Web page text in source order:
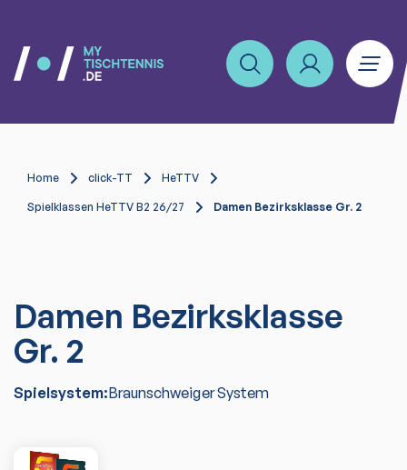
Home click-TT HeTTV
Spielklassen HeTTV B2 26/27 Damen Bezirksklasse Gr. 2
Damen Bezirksklasse
Gr. 2
Spielsystem:Braunschweiger System